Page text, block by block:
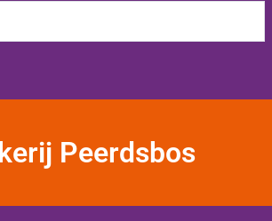
Peerdsbos